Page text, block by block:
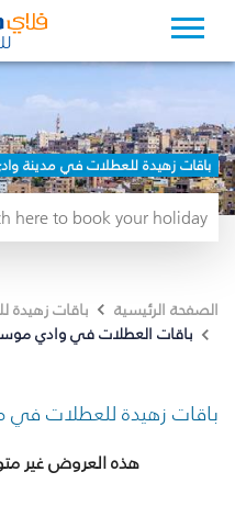
باقات زهيدة للعطلات في مدينة
الصفحة الرئيسية باقات زهيدة
باقات العطلات في وادي
باقات زهيدة للعطلات في
هذه العروض غير